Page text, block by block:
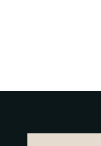
O nama
Kontakt